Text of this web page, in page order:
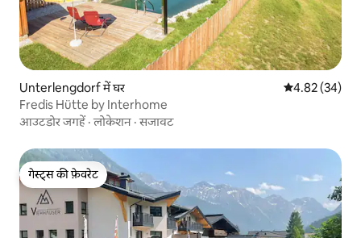
Unterlengdorf में घर औसत रेटिंग 5 में
4.82 (34)
Fredis Hütte by Interhome
आउटडोर जगहें ·लोकेशन ·सजावट
गेस्ट्स की फ़ेवरेट
गेस्ट्स की फ़ेवरेट